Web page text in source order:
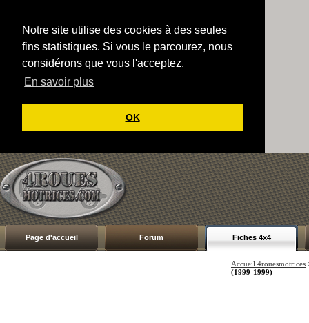
Notre site utilise des cookies à des seules
fins statistiques. Si vous le parcourez, nous
considérons que vous l'acceptez.
En savoir plus
OK
Page d'accueil Forum Fiches 4x4
Accueil 4rouesmotrices
(1999-1999)